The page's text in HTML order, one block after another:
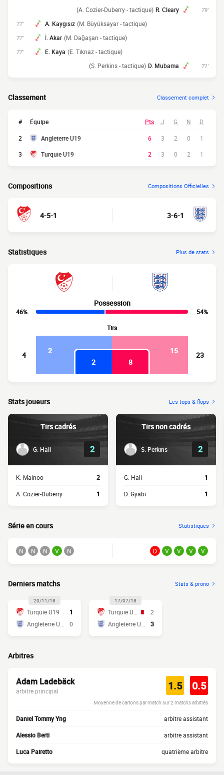
79'
R. Cleary
(A. Cozier-Duberry - tactique)
77' A. Kaygısız (M. Büyüksayar - tactique)
77' İ. Akar (M. Dağaşan - tactique)
77' E. Kaya (E. Tıknaz - tactique)
71'
D. Mubama
(S. Perkins - tactique)
Classement Classement complet
# Équipe Pts J G N D
2 Angleterre U19 6 3 2 0
1
3
Turquie U19 2 3 0 2 1
Compositions Compositions Officielles
4-5-1 3-6-1
Statistiques Plus de stats
Possession
46%
54%
Tirs
4 2
15
2
8
23
Stats joueurs Les tops & flops
Tirs cadrés
G. Hall 2
K. Mainoo 2
A. Cozier-Duberry 1
Tirs non cadrés
S. Perkins 2
G. Hall 1
D. Gyabi 1
Série en cours Statistiques
N N N V N D V V V V
Derniers matchs Stats & prono
20/11/18
Turquie U19
1
0
17/07/18
2
3
Arbitres
Adam Ladebäck
arbitre principal 1.5 0.5
Moyenne de cartons par match sur 2 matchs arbitrés
Daniel Tommy Yng arbitre assistant
Alessio Berti arbitre assistant
Luca Pairetto quatrième arbitre